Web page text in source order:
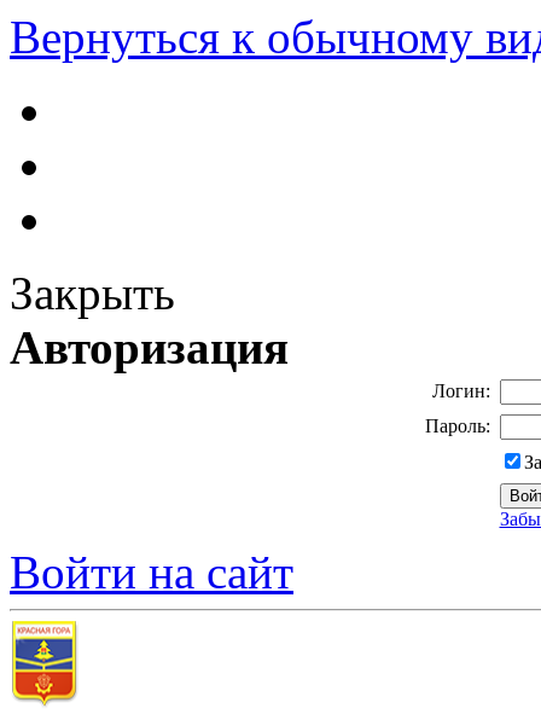
Вернуться к обычному
Закрыть
Авторизация
Логин:
Пароль:
Войти на сайт